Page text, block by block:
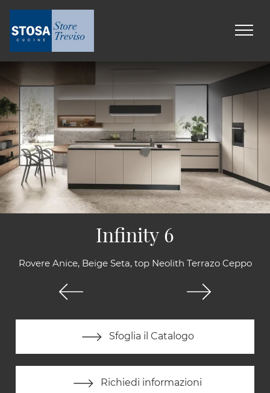
Rovere Anice, Beige Seta, top Neolith Terrazo Ceppo
Sfoglia il Catalogo
Richiedi informazioni
Infinity 6